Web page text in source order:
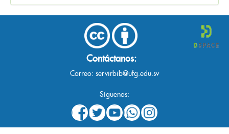
Contáctanos:
Correo: servirbib@ufg.edu.sv
Síguenos: